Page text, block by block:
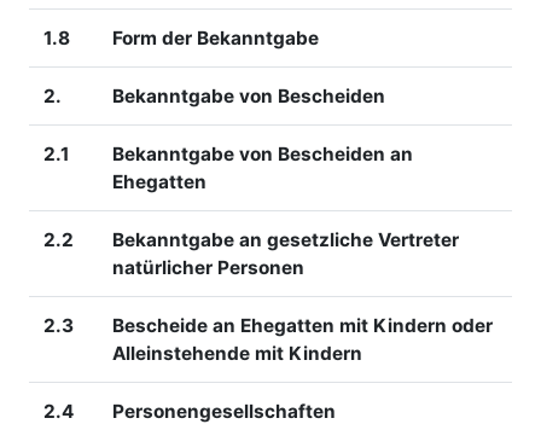
1.8 Form der Bekanntgabe
2. Bekanntgabe von Bescheiden
2.1
Bekanntgabe von Bescheiden an
Ehegatten
2.2
Bekanntgabe an gesetzliche Vertreter
natürlicher Personen
2.3
Bescheide an Ehegatten mit Kindern oder
Alleinstehende mit Kindern
2.4
Personengesellschaften